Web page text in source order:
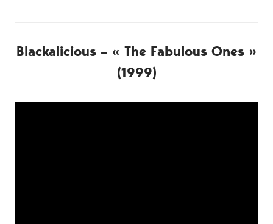
Blackalicious – « The Fabulous Ones »
(1999)